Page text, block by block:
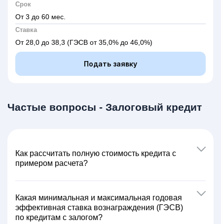
Срок
От 3 до 60 мес.
Ставка
От 28,0 до 38,3 (ГЭСВ от 35,0% до 46,0%)
Подать заявку
Частые вопросы - Залоговый кредит
Как расcчитать полную стоимость кредита с
примером расчета?
Какая минимальная и максимальная годовая
эффективная ставка вознаграждения (ГЭСВ)
по кредитам с залогом?